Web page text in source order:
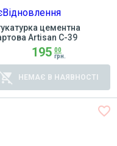
цементна
Artisan С-39
195 00
грн.
remove_shopping_cart НЕМАЄ В НАЯВНОСТІ
favorite_border